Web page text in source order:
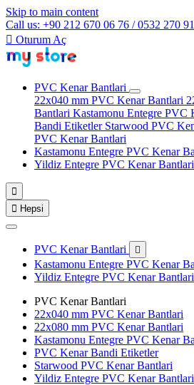
Skip to main content
Call us: +90 212 670 06 76 / 0532 270
 Oturum Aç
PVC Kenar Bantlari
22x040 mm PVC Kenar Bantlari
Bantlari Kastamonu Entegre PVC
Bandi Etiketler Starwood PVC
PVC Kenar Bantlari
Kastamonu Entegre PVC Kenar
Yildiz Entegre PVC Kenar Bantlari

 Hepsi
PVC Kenar Bantlari 
Kastamonu Entegre PVC Kenar
Yildiz Entegre PVC Kenar Bantlari
PVC Kenar Bantlari
22x040 mm PVC Kenar Bantlari
22x080 mm PVC Kenar Bantlari
Kastamonu Entegre PVC Kenar
PVC Kenar Bandi Etiketler
Starwood PVC Kenar Bantlari
Yildiz Entegre PVC Kenar Bantlari